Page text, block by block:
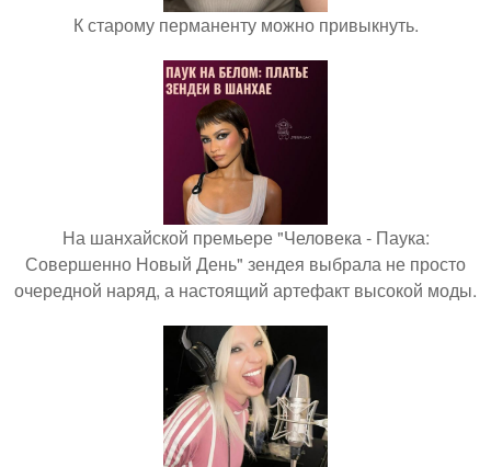
К старому перманенту можно привыкнуть.
На шанхайской премьере "Человека - Паука:
Совершенно Новый День" зендея выбрала не просто
очередной наряд, а настоящий артефакт высокой моды.